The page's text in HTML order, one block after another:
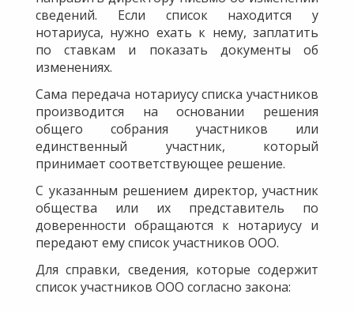
сведений. Если список находится у
нотариуса, нужно ехать к нему, заплатить
по ставкам и показать документы об
изменениях.
Сама передача нотариусу списка участников
производится на основании решения
общего собрания участников или
единственный участник, который
принимает соответствующее решение.
С указанным решением директор, участник
общества или их представитель по
доверенности обращаются к нотариусу и
передают ему список участников ООО.
Для справки, сведения, которые содержит
список участников ООО согласно закона: